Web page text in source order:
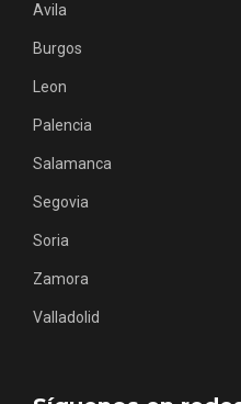
Avila
Burgos
Leon
Palencia
Salamanca
Segovia
Soria
Zamora
Valladolid
Los Pueblos más
Castilla y León